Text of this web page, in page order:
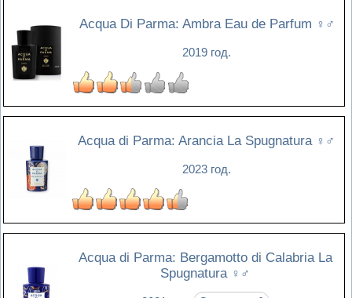
Acqua Di Parma: Ambra Eau de Parfum ♀♂
2019 год.
Acqua di Parma: Arancia La Spugnatura ♀♂
2023 год.
Acqua di Parma: Bergamotto di Calabria La
Spugnatura ♀♂